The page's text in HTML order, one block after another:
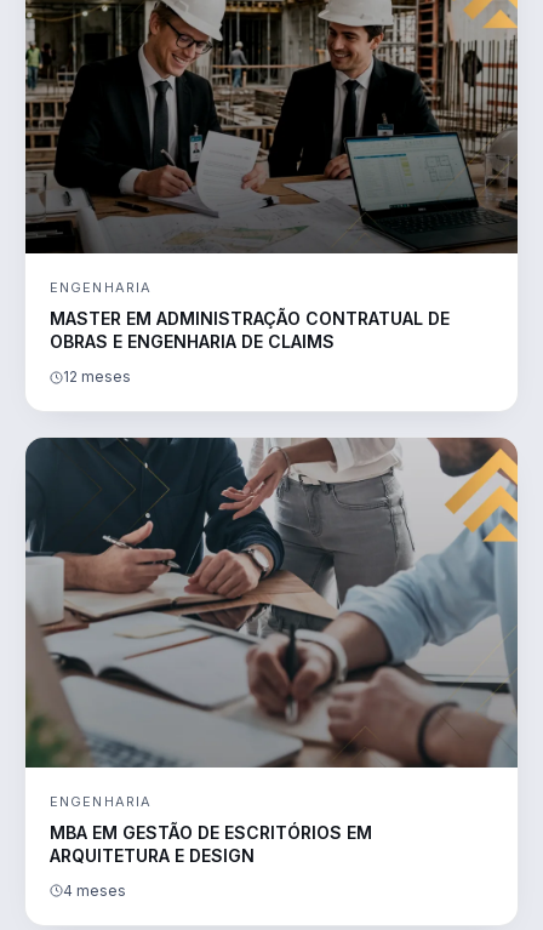
ENGENHARIA
MASTER EM ADMINISTRAÇÃO CONTRATUAL DE
OBRAS E ENGENHARIA DE CLAIMS
12 meses
ENGENHARIA
MBA EM GESTÃO DE ESCRITÓRIOS EM
ARQUITETURA E DESIGN
4 meses